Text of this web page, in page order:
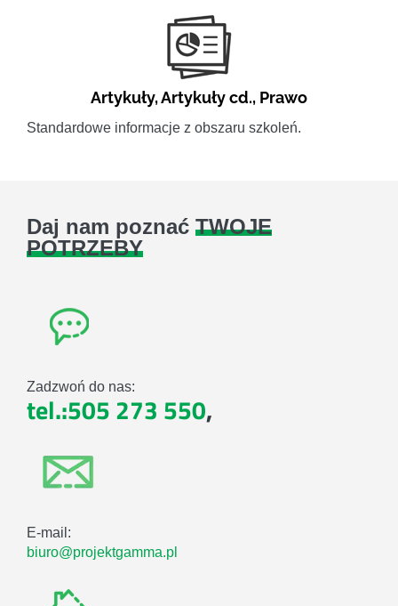
Artykuły,Artykuły cd., Prawo
Standardowe informacje z obszaru szkoleń.
Daj nam poznać TWOJE
POTRZEBY
Zadzwoń do nas:
tel.:505 273 550,
E-mail:
biuro@projektgamma.pl